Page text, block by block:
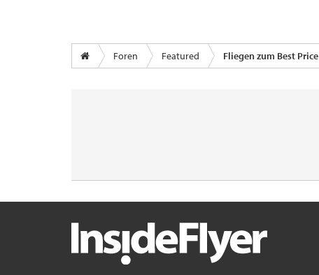
Foren Featured Fliegen zum Best Price